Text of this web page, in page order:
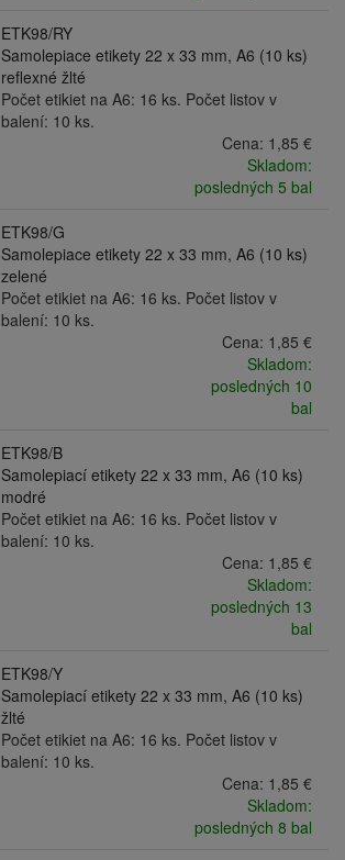
ETK98/RY
Samolepiace etikety 22 x 33 mm, A6 (10 ks)
reflexné žlté
Počet etikiet na A6: 16 ks. Počet listov v
balení: 10 ks.
Cena: 1,85 €
Skladom:
posledných 5 bal
ETK98/G
Samolepiace etikety 22 x 33 mm, A6 (10 ks)
zelené
Počet etikiet na A6: 16 ks. Počet listov v
balení: 10 ks.
Cena: 1,85 €
Skladom:
posledných 10
bal
ETK98/B
Samolepiací etikety 22 x 33 mm, A6 (10 ks)
modré
Počet etikiet na A6: 16 ks. Počet listov v
balení: 10 ks.
Cena: 1,85 €
Skladom:
posledných 13
bal
ETK98/Y
Samolepiací etikety 22 x 33 mm, A6 (10 ks)
žlté
Počet etikiet na A6: 16 ks. Počet listov v
balení: 10 ks.
Cena: 1,85 €
Skladom:
posledných 8 bal